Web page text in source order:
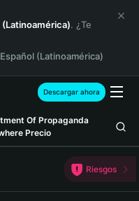
(Latinoamérica). ¿Te
(Latinoamérica)
Descargar ahora
Of Propaganda
Precio
Riesgos